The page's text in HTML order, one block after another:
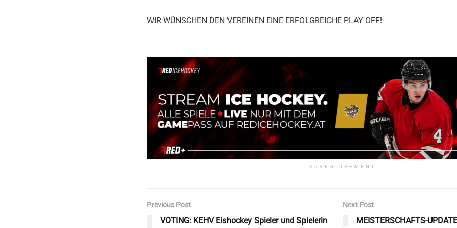
WIR WÜNSCHEN DEN VEREINEN EINE ERFOLGREICHE PLAY OFF!
ADVERTISEMENT
Previous Post
VOTING: KEHV Eishockey Spieler und Spielerin
Next Post
MEISTERSCHAFTS-UPDATE